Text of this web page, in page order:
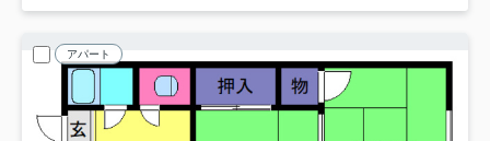
アパート